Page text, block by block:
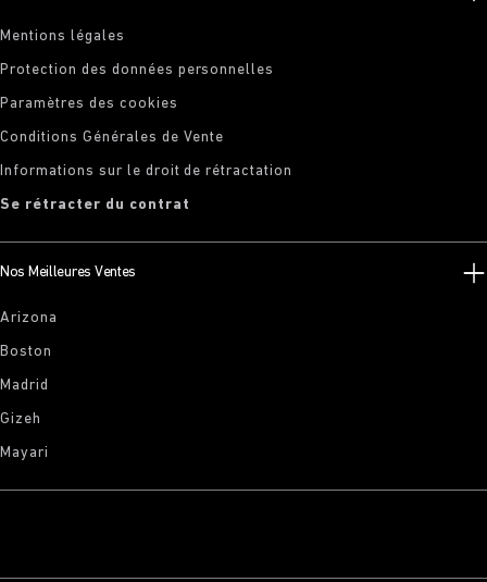
Mentions légales
Protection des données personnelles
Paramètres des cookies
Conditions Générales de Vente
Informations sur le droit de rétractation
Se rétracter du contrat
Nos Meilleures Ventes
Arizona
Boston
Madrid
Gizeh
Mayari